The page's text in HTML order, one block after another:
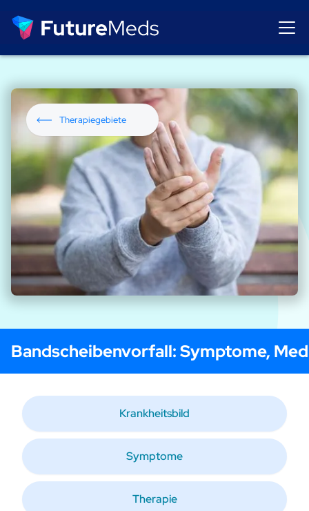
Therapiegebiete
Bandscheibenvorfall: Symptome,
Krankheitsbild
Symptome
Therapie